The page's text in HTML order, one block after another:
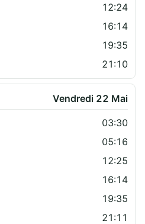
12:24
16:14
19:35
21:10
Vendredi 22 Mai
03:30
05:16
12:25
16:14
19:35
21:11